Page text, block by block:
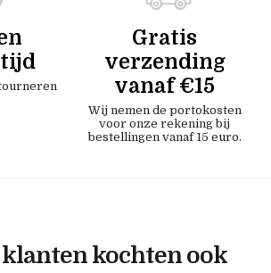
Gratis
verzending
vanaf €15
Wij nemen de portokosten
voor onze rekening bij
bestellingen vanaf 15 euro.
kochten ook